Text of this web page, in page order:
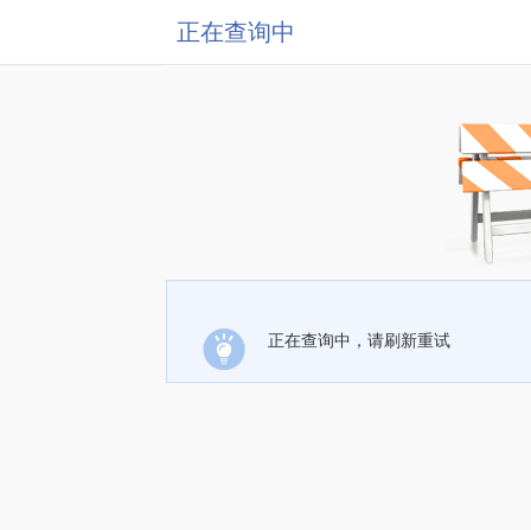
正在查询中
正在查询中，请刷新重试